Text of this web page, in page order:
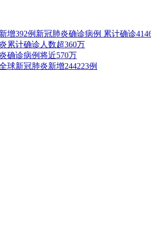
增392例新冠肺炎确诊病例 累计确诊
累计确诊人数超360万
确诊病例将近570万
球新冠肺炎新增244223例